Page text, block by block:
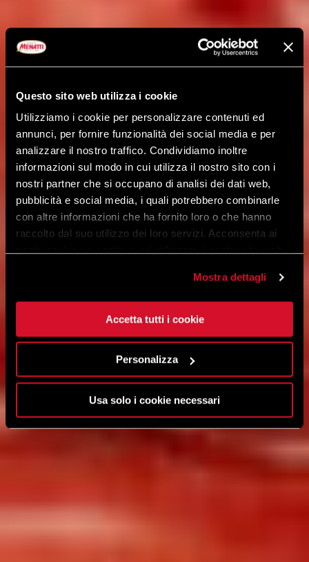
Questo sito web utilizza i cookie
Utilizziamo i cookie per personalizzare contenuti ed
annunci, per fornire funzionalità dei social media e per
analizzare il nostro traffico. Condividiamo inoltre
informazioni sul modo in cui utilizza il nostro sito con i
nostri partner che si occupano di analisi dei dati web,
pubblicità e social media, i quali potrebbero combinarle
con altre informazioni che ha fornito loro o che hanno
raccolto dal suo utilizzo dei loro servizi. Acconsenta ai
Mostra dettagli
Accetta tutti i cookie
Personalizza
Usa solo i cookie necessari